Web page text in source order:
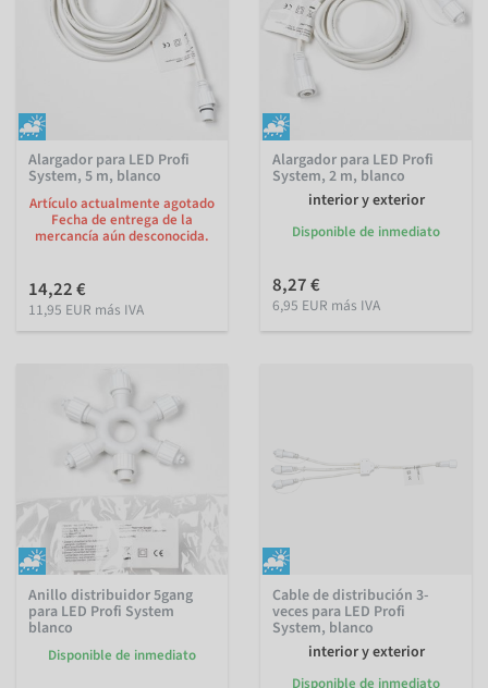
Alargador para LED Profi
System, 5 m, blanco
Artículo actualmente agotado
Fecha de entrega de la
mercancía aún desconocida.
14,22 €
11,95 EUR más IVA
Alargador para LED Profi
System, 2 m, blanco
interior y exterior
Disponible de inmediato
8,27 €
6,95 EUR más IVA
Anillo distribuidor 5gang
para LED Profi System
blanco
Disponible de inmediato
Cable de distribución 3-
veces para LED Profi
System, blanco
interior y exterior
Disponible de inmediato